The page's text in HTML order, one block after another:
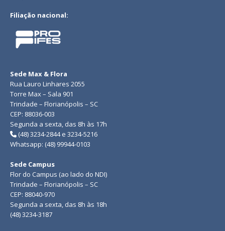
Filiação nacional:
Sede Max & Flora
Rua Lauro Linhares 2055
Torre Max – Sala 901
Trindade – Florianópolis – SC
CEP: 88036-003
Segunda a sexta, das 8h às 17h
(48) 3234-2844 e 3234-5216
Whatsapp: (48) 99944-0103
Sede Campus
Flor do Campus (ao lado do NDI)
Trindade – Florianópolis – SC
CEP: 88040-970
Segunda a sexta, das 8h às 18h
(48) 3234-3187